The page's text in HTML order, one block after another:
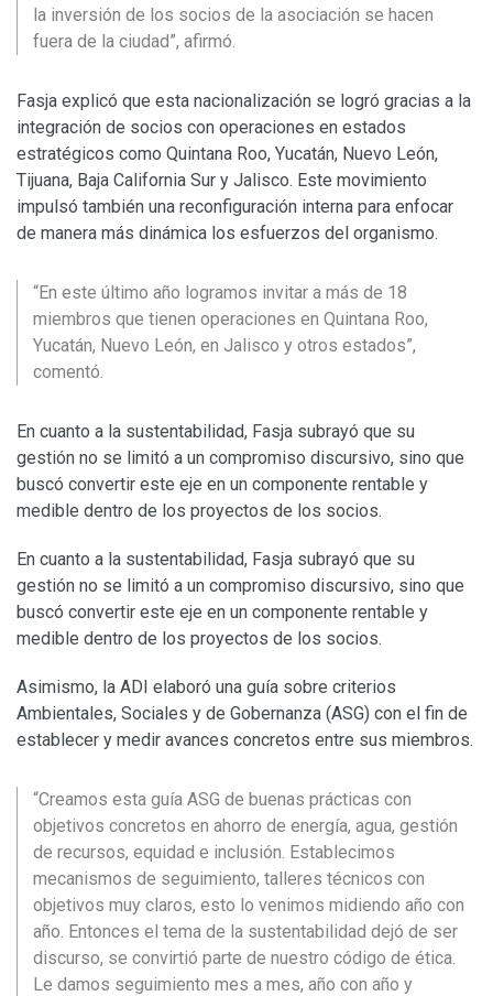
la inversión de los socios de la asociación se hacen
fuera de la ciudad”, afirmó.
Fasja explicó que esta nacionalización se logró gracias a la
integración de socios con operaciones en estados
estratégicos como Quintana Roo, Yucatán, Nuevo León,
Tijuana, Baja California Sur y Jalisco. Este movimiento
impulsó también una reconfiguración interna para enfocar
de manera más dinámica los esfuerzos del organismo.
“En este último año logramos invitar a más de 18
miembros que tienen operaciones en Quintana Roo,
Yucatán, Nuevo León, en Jalisco y otros estados”,
comentó.
En cuanto a la sustentabilidad, Fasja subrayó que su
gestión no se limitó a un compromiso discursivo, sino que
buscó convertir este eje en un componente rentable y
medible dentro de los proyectos de los socios.
En cuanto a la sustentabilidad, Fasja subrayó que su
gestión no se limitó a un compromiso discursivo, sino que
buscó convertir este eje en un componente rentable y
medible dentro de los proyectos de los socios.
Asimismo, la ADI elaboró una guía sobre criterios
Ambientales, Sociales y de Gobernanza (ASG) con el fin de
establecer y medir avances concretos entre sus miembros.
“Creamos esta guía ASG de buenas prácticas con
objetivos concretos en ahorro de energía, agua, gestión
de recursos, equidad e inclusión. Establecimos
mecanismos de seguimiento, talleres técnicos con
objetivos muy claros, esto lo venimos midiendo año con
año. Entonces el tema de la sustentabilidad dejó de ser
discurso, se convirtió parte de nuestro código de ética.
Le damos seguimiento mes a mes, año con año y